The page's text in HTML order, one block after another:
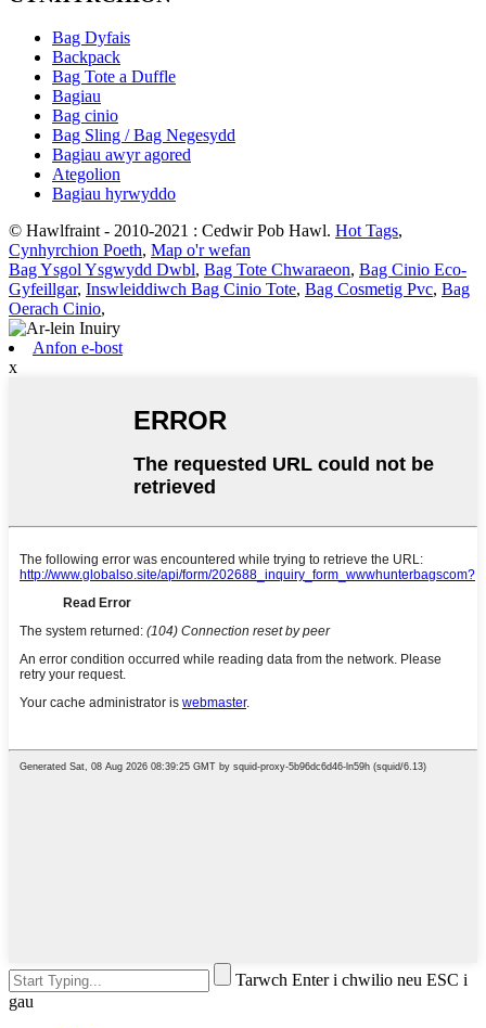
Bag Dyfais
Backpack
Bag Tote a Duffle
Bagiau
Bag cinio
Bag Sling / Bag Negesydd
Bagiau awyr agored
Ategolion
Bagiau hyrwyddo
© Hawlfraint - 2010-2021 : Cedwir Pob Hawl. Hot Tags,
Cynhyrchion Poeth, Map o'r wefan
Bag Ysgol Ysgwydd Dwbl, Bag Tote Chwaraeon, Bag Cinio Eco-
Gyfeillgar, Inswleiddiwch Bag Cinio Tote, Bag Cosmetig Pvc, Bag
Oerach Cinio,
Anfon e-bost
x
Tarwch Enter i chwilio neu ESC i
gau